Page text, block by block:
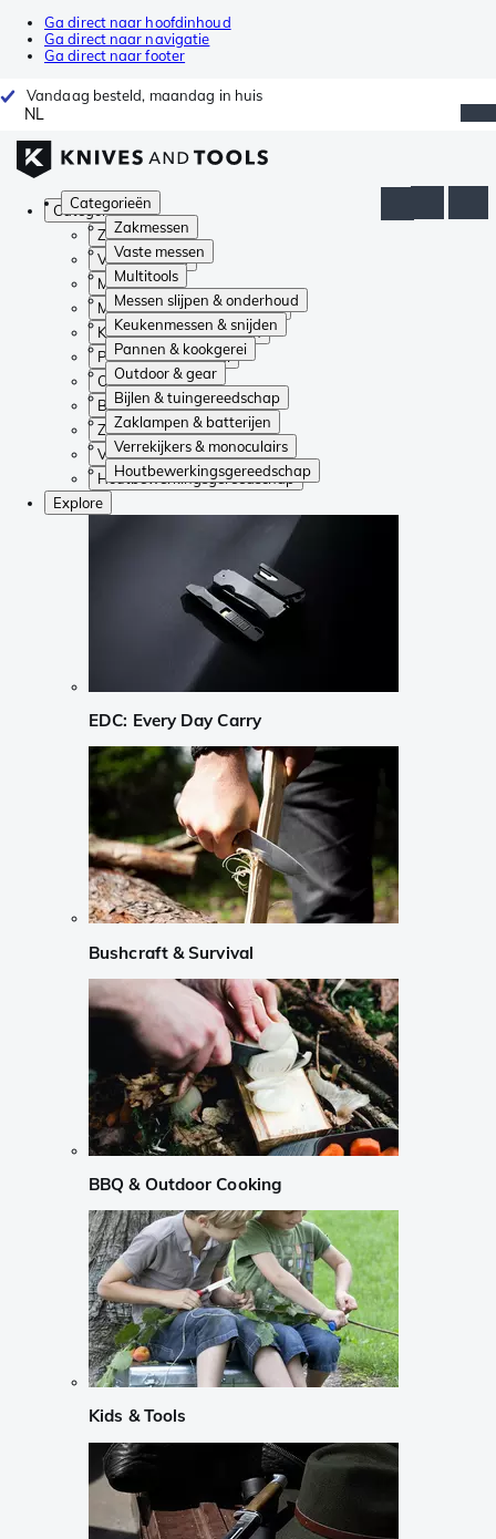
Ga direct naar hoofdinhoud
Ga direct naar navigatie
Ga direct naar footer
Vandaag besteld, maandag in huis
NL
Categorieën
Zakmessen
Vaste messen
Multitools
Messen slijpen & onderhoud
Keukenmessen & snijden
Pannen & kookgerei
Outdoor & gear
Bijlen & tuingereedschap
Zaklampen & batterijen
Verrekijkers & monoculairs
Houtbewerkingsgereedschap
Categorieën
Zakmessen
Vaste messen
Multitools
Messen slijpen & onderhoud
Keukenmessen & snijden
Pannen & kookgerei
Outdoor & gear
Bijlen & tuingereedschap
Zaklampen & batterijen
Verrekijkers & monoculairs
Houtbewerkingsgereedschap
Explore
EDC: Every Day Carry
Bushcraft & Survival
BBQ & Outdoor Cooking
Kids & Tools